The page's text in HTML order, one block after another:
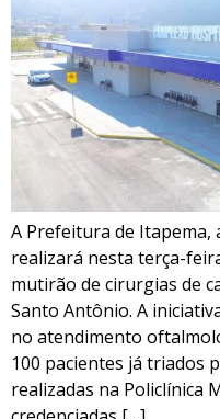
A Prefeitura de Itapema,
realizará nesta terça-
mutirão de cirurgias de
Santo Antônio. A
no atendimento
100 pacientes já triados
realizadas na Policlínica